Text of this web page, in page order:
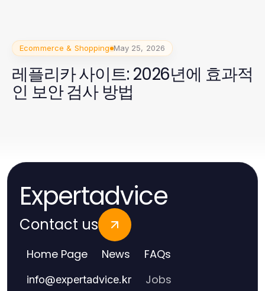
Ecommerce & Shopping May 25, 2026
레플리카 사이트: 2026년에 효과적
인 보안 검사 방법
Expertadvice
Contact us
Home Page News FAQs
info@expertadvice.kr Jobs